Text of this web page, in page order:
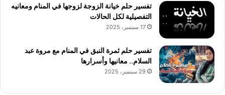
تفسير حلم خيانة الزوجة لزوجها في المنام ومعانيه
التفصيلية لكل الحالات
17 سبتمبر، 2025
تفسير حلم ثمرة النبق في المنام مع مروة عبد
السلام.. معانيها وأسرارها
29 سبتمبر، 2025